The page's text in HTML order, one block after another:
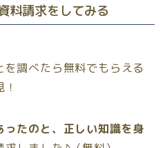
料請求をしてみる
調べたら無料でもらえる
たのと、正しい知識を身